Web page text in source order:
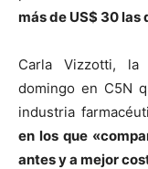
más de US$ 30 las
Carla Vizzotti,
domingo en C5N
industria
en los que
antes y a mejor